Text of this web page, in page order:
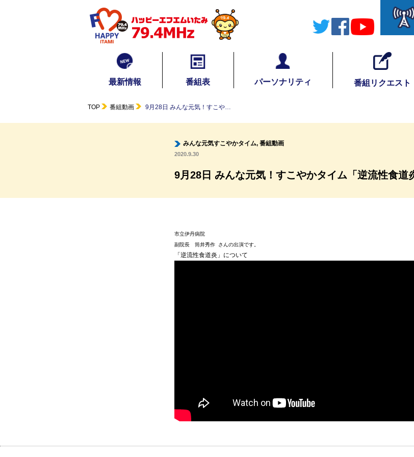
最新情報 番組表 パーソナリティ 番組リクエスト
TOP 番組動画 9月28日 みんな元気！すこや…
みんな元気すこやかタイム, 番組動画
2020.9.30
9月28日 みんな元気！すこやかタイム「逆流性食道
市立伊丹病院
副院長 筒井秀作 さんの出演です。
「逆流性食道炎」について